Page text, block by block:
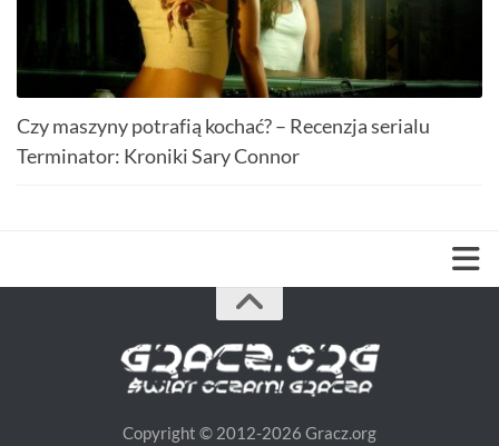
Czy maszyny potrafią kochać? – Recenzja serialu
Terminator: Kroniki Sary Connor
Copyright © 2012-2026 Gracz.org